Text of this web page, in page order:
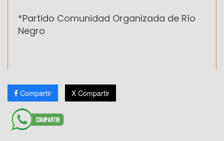
*Partido Comunidad Organizada de Río
Negro
Compartir X Compartir